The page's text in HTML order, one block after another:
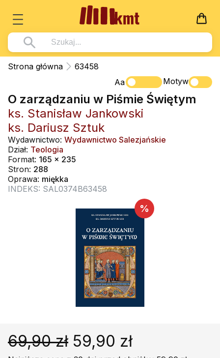
Książki
Wszystko z kategorii - Książki
Pismo Święte
Kościół Katolicki
Duszpasterstwo
Teologia
Życie chrześcijańskie
Duchowość
Książki obcojęzyczne
Poradniki, leksykony...
Promocja
Wszystko z kategorii - Multimedia
DVD
CD-ROM
Muzyka
Rekolekcje i inne na CD
Śpiew i modlitwa
Muzyka klasyczna
Dla Dzieci
Wszystko z kategorii - Dla Dzieci
Literatura (D)
Płyty, DVD (D)
Podręczniki i pomoce dydaktyczne
Podręczniki
Wszystko z kategorii - Podręczniki
Podręczniki i pomoce dydaktyczne
Zabawa i Nauka
Nowości
Zaloguj się
Strona główna
63458
Aa
Motyw
%
O zarządzaniu w Piśmie Świętym
ks. Stanisław Jankowski
ks. Dariusz Sztuk
Wydawnictwo: Wydawnictwo Salezjańskie
Dział: Teologia
Format: 165 x 235
Stron: 288
Oprawa: miękka
INDEKS: SAL0374B63458
69,90 zł 59,90 zł